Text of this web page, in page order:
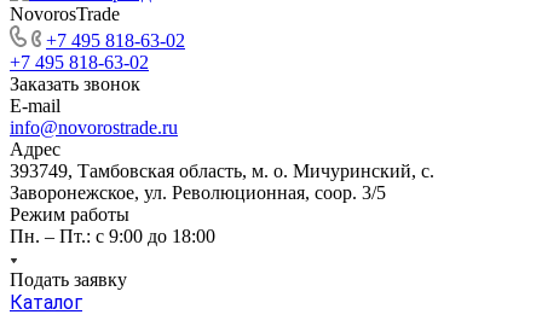
NovorosTrade
+7 495 818-63-02
+7 495 818-63-02
Заказать звонок
E-mail
info@novorostrade.ru
Адрес
393749, Тамбовская область, м. о. Мичуринский, с.
Заворонежское, ул. Революционная, соор. 3/5
Режим работы
Пн. – Пт.: с 9:00 до 18:00
Подать заявку
Каталог